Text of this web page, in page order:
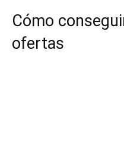
Cómo
ofertas